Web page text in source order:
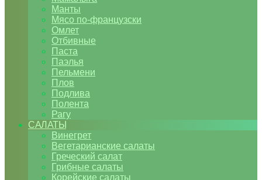
Манты
Мясо по-французски
Омлет
Отбивные
Паста
Паэлья
Пельмени
Плов
Подлива
Полента
Рагу
САЛАТЫ
Винегрет
Вегетарианские салаты
Греческий салат
Грибные салаты
Корейские салаты